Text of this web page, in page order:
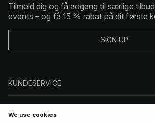
Tilmeld dig og få adgang til særlige
events – og få 15 % rabat på dit første
SIGN UP
KUNDESERVICE